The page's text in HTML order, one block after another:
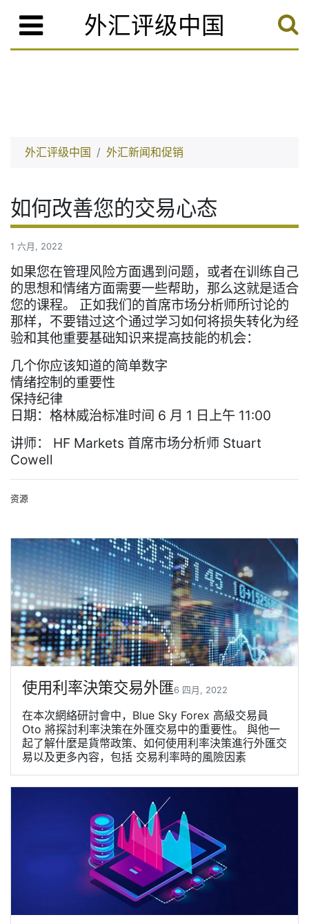
外汇评级中国
外汇评级中国 外汇新闻和促销
如何改善您的交易心态
1 六月, 2022
如果您在管理风险方面遇到问题，或者在训练自己
的思想和情绪方面需要一些帮助，那么这就是适合
您的课程。 正如我们的首席市场分析师所讨论的
那样，不要错过这个通过学习如何将损失转化为经
验和其他重要基础知识来提高技能的机会：
几个你应该知道的简单数字
情绪控制的重要性
保持纪律
日期：格林威治标准时间 6 月 1 日上午 11:00
讲师： HF Markets 首席市场分析师 Stuart
Cowell
资源
使用利率決策交易外匯6 四月, 2022
在本次網絡研討會中，Blue Sky Forex 高級交易員
Oto 將探討利率決策在外匯交易中的重要性。 與他一
起了解什麼是貨幣政策、如何使用利率決策進行外匯交
易以及更多內容，包括 交易利率時的風險因素